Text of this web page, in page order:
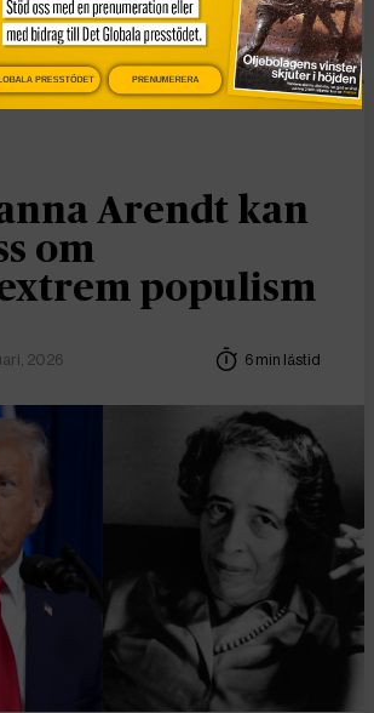
Arendt kan
om
populism
2026 6 min lästid
PRESSTÖDET PRENUMERERA